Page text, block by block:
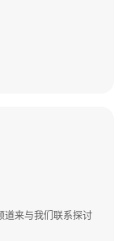
道来与我们联系探讨